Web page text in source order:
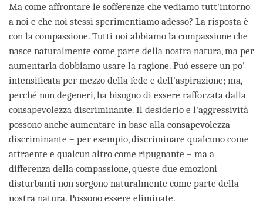
Ma come affrontare le sofferenze che vediamo tutt'intorno
a noi e che noi stessi sperimentiamo adesso? La risposta è
con la compassione. Tutti noi abbiamo la compassione che
nasce naturalmente come parte della nostra natura, ma per
aumentarla dobbiamo usare la ragione. Può essere un po'
intensificata per mezzo della fede e dell'aspirazione; ma,
perché non degeneri, ha bisogno di essere rafforzata dalla
consapevolezza discriminante. Il desiderio e l'aggressività
possono anche aumentare in base alla consapevolezza
discriminante – per esempio, discriminare qualcuno come
attraente e qualcun altro come ripugnante – ma a
differenza della compassione, queste due emozioni
disturbanti non sorgono naturalmente come parte della
nostra natura. Possono essere eliminate.